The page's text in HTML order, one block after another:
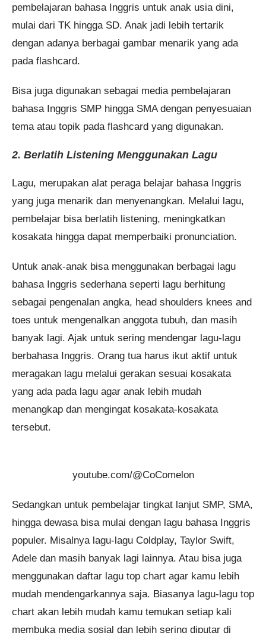
pembelajaran bahasa Inggris untuk anak usia dini,
mulai dari TK hingga SD. Anak jadi lebih tertarik
dengan adanya berbagai gambar menarik yang ada
pada flashcard.
Bisa juga digunakan sebagai media pembelajaran
bahasa Inggris SMP hingga SMA dengan penyesuaian
tema atau topik pada flashcard yang digunakan.
2. Berlatih Listening Menggunakan Lagu
Lagu, merupakan alat peraga belajar bahasa Inggris
yang juga menarik dan menyenangkan. Melalui lagu,
pembelajar bisa berlatih listening, meningkatkan
kosakata hingga dapat memperbaiki pronunciation.
Untuk anak-anak bisa menggunakan berbagai lagu
bahasa Inggris sederhana seperti lagu berhitung
sebagai pengenalan angka, head shoulders knees and
toes untuk mengenalkan anggota tubuh, dan masih
banyak lagi. Ajak untuk sering mendengar lagu-lagu
berbahasa Inggris. Orang tua harus ikut aktif untuk
meragakan lagu melalui gerakan sesuai kosakata
yang ada pada lagu agar anak lebih mudah
menangkap dan mengingat kosakata-kosakata
tersebut.
youtube.com/@CoComelon
Sedangkan untuk pembelajar tingkat lanjut SMP, SMA,
hingga dewasa bisa mulai dengan lagu bahasa Inggris
populer. Misalnya lagu-lagu Coldplay, Taylor Swift,
Adele dan masih banyak lagi lainnya. Atau bisa juga
menggunakan daftar lagu top chart agar kamu lebih
mudah mendengarkannya saja. Biasanya lagu-lagu top
chart akan lebih mudah kamu temukan setiap kali
membuka media sosial dan lebih sering diputar di